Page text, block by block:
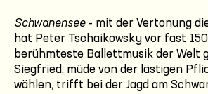
Schwanensee - mit der Vertonung
hat Peter Tschaikowsky vor fast 150
berühmteste Ballettmusik der Welt
Siegfried, müde von der lästigen
wählen, trifft bei der Jagd am